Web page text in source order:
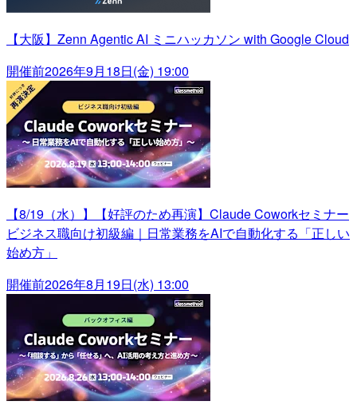
【大阪】Zenn Agentic AI ミニハッカソン with Google Cloud
開催前2026年9月18日(金) 19:00
【8/19（水）】【好評のため再演】Claude Coworkセミナー
ビジネス職向け初級編｜日常業務をAIで自動化する「正しい
始め方」
開催前2026年8月19日(水) 13:00